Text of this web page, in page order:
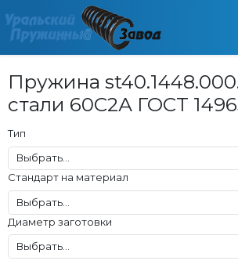
Пружина
стали 60С2А ГОСТ
Тип
Стандарт на материал
Диаметр заготовки